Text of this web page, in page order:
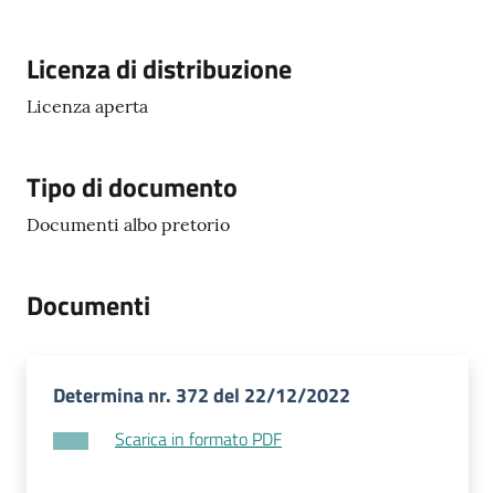
Licenza di distribuzione
Licenza aperta
Tipo di documento
Documenti albo pretorio
Documenti
Determina nr. 372 del 22/12/2022
Scarica in formato PDF